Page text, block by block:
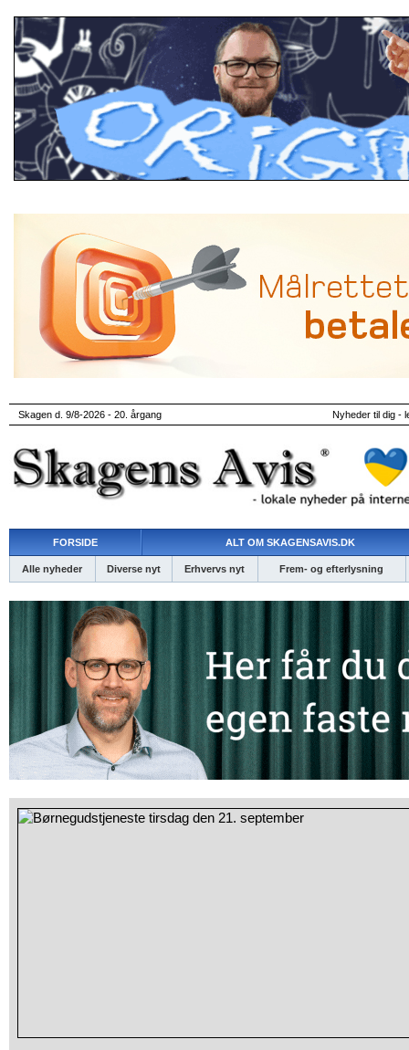
Skagen d. 9/8-2026 - 20. årgang Nyheder til dig -
FORSIDE ALT OM SKAGENSAVIS.DK
Alle nyheder Diverse nyt Erhvervs nyt Frem- og efterlysning